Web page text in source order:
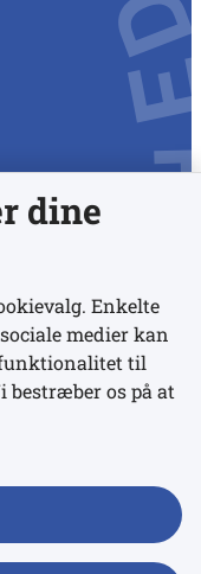
dine
Enkelte
medier kan
til
bestræber os på at